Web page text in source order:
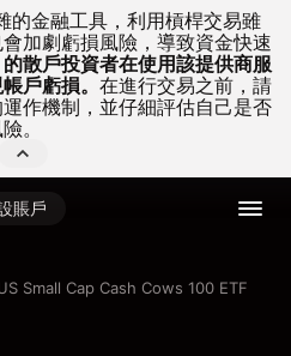
的金融工具，利用槓桿交易雖
加劇虧損風險，導致資金快速
散戶投資者在使用該提供商服
戶虧損。 在進行交易之前，請
作機制，並仔細評估自己是否
。
賬戶
Small Cap Cash Cows 100 ETF